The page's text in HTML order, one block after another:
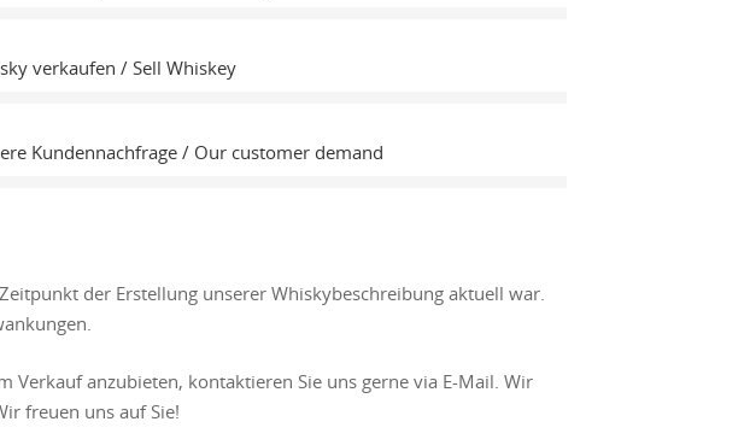
verkaufen / Sell Whiskey
Kundennachfrage / Our customer demand
der Erstellung unserer Whiskybeschreibung aktuell war.
Verkauf anzubieten, kontaktieren Sie uns gerne via E-Mail. Wir
freuen uns auf Sie!